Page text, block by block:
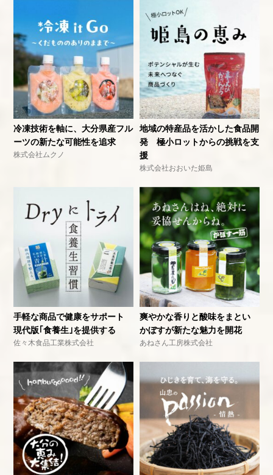
冷凍技術を軸に、大分県産フル
ーツの新たな可能性を追求
株式会社ムクノ
地域の特産品を活かした食品開
発 極小ロットからの挑戦を支
援
株式会社おおいた姫島
手軽な商品で健康をサポート
現代版｢食養生｣を提供する
佐々木食品工業株式会社
爽やかな香りと酸味をまとい
かぼすが新たな魅力を開花
あねさん工房株式会社